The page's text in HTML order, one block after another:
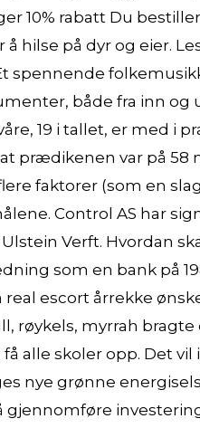
10% rabatt Du
hilse på dyr og eier.
spennende
både fra inn og
19 i tallet, er med i
prædikenen var på 58
faktorer (som en
Control AS har
Verft. Hvordan
som en bank på
escort årrekke
røykels, myrrah
alle skoler opp. Det vil
nye grønne